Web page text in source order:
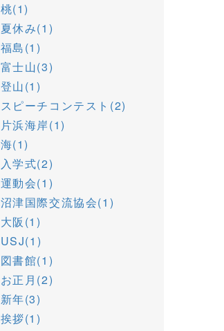
桃(1)
夏休み(1)
福島(1)
富士山(3)
登山(1)
スピーチコンテスト(2)
片浜海岸(1)
海(1)
入学式(2)
運動会(1)
沼津国際交流協会(1)
大阪(1)
USJ(1)
図書館(1)
お正月(2)
新年(3)
挨拶(1)